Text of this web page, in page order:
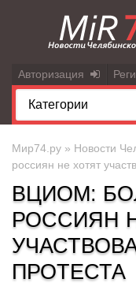
Авторизация
Мир74.ру » Новости
россиян не хотят
ВЦИОМ:
РОССИЯН
ПРОТЕСТА